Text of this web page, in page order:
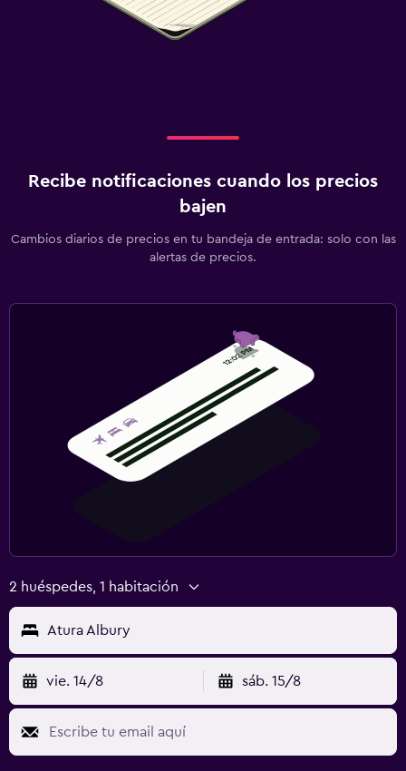
Recibe notificaciones cuando los precios
bajen
Cambios diarios de precios en tu bandeja de entrada: solo con las
alertas de precios.
2 huéspedes, 1 habitación
Atura Albury
vie. 14/8 sáb. 15/8